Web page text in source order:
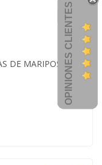
DE MARIPOSA,OPINIONES CLIENTES